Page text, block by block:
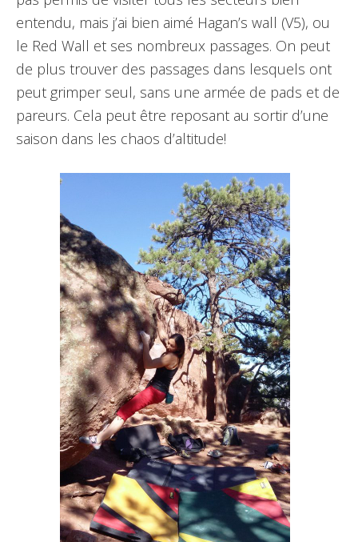
entendu, mais j’ai bien aimé Hagan’s wall (V5), ou
le Red Wall et ses nombreux passages. On peut
de plus trouver des passages dans lesquels ont
peut grimper seul, sans une armée de pads et de
pareurs. Cela peut être reposant au sortir d’une
saison dans les chaos d’altitude!